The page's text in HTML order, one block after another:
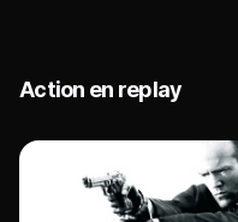
Action en replay